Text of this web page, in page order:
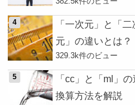
「一次元」と「
元」の違いとは？
329.3k件のビュー
「cc」と「ml」
換算方法を解説